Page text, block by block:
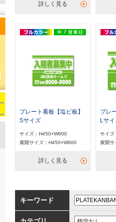
詳しく見る
プレート看板【塩ビ板】
Sサイズ
サイズ：H450×W600
展開サイズ：H450×W600
詳しく見る
プレ
Lサ
サイズ
展開
キーワード